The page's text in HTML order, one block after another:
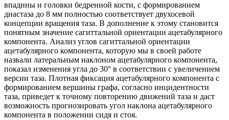
впадины и головки бедренной кости, с формированием
диастаза до 8 мм полностью соответствует двухосевой
концепции вращения таза. В дополнение к этому становится
понятным значение сагиттальной ориентации ацетабулярного
компонента. Анализ углов сагиттальной ориентации
ацетабулярного компонента, которую мы в своей работе
назвали латеральным наклоном ацетабулярного компонента,
показал изменения угла до 30° в соответствии с увеличением
версии таза. Плотная фиксация ацетабулярного компонента с
формированием вершины графа, согласно инцидентности
таза, приведет к точному повторению движений таза и даст
возможность прогнозировать угол наклона ацетабулярного
компонента в положении сидя и стоя.